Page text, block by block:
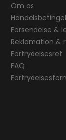
Om os
Forsendelse &
Reklamation &
Fortrydelsesret
FAQ